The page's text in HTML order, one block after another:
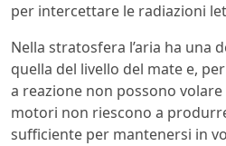
per intercettare le radiazioni
Nella stratosfera l’aria ha una
quella del livello del mate e,
a reazione non possono
motori non riescono a
sufficiente per mantenersi in